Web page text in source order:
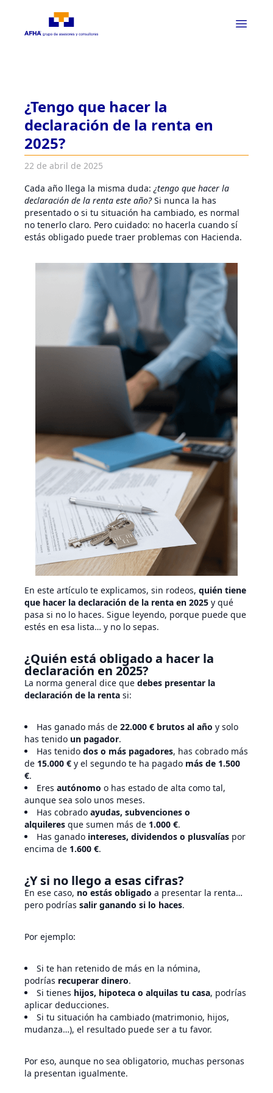
¿Tengo que hacer la
declaración de la renta en
2025?
22 de abril de 2025
Cada año llega la misma duda: ¿tengo que hacer la
declaración de la renta este año?Si nunca la has
presentado o si tu situación ha cambiado, es normal
no tenerlo claro. Pero cuidado: no hacerla cuando sí
estás obligado puede traer problemas con Hacienda.
En este artículo te explicamos, sin rodeos, quién tiene
que hacer la declaración de la renta en 2025 y qué
pasa si no lo haces. Sigue leyendo, porque puede que
estés en esa lista… y no lo sepas.
¿Quién está obligado a hacer la
declaración en 2025?
La norma general dice que debes presentar la
declaración de la renta si:
Has ganado más de 22.000 € brutos al año y solo
has tenido un pagador.
Has tenido dos o más pagadores, has cobrado más
de 15.000 € y el segundo te ha pagado más de 1.500
€.
Eres autónomo o has estado de alta como tal,
aunque sea solo unos meses.
Has cobrado ayudas, subvenciones o
alquileres que sumen más de 1.000 €.
Has ganado intereses, dividendos o plusvalías por
encima de 1.600 €.
¿Y si no llego a esas cifras?
En ese caso, no estás obligado a presentar la renta…
pero podrías salir ganando si lo haces.
Por ejemplo:
Si te han retenido de más en la nómina,
podrías recuperar dinero.
Si tienes hijos, hipoteca o alquilas tu casa, podrías
aplicar deducciones.
Si tu situación ha cambiado (matrimonio, hijos,
mudanza…), el resultado puede ser a tu favor.
Por eso, aunque no sea obligatorio, muchas personas
la presentan igualmente.